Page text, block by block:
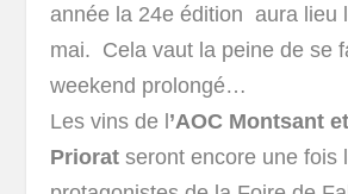
année la 24e édition aura lieu
mai. Cela vaut la peine de se
weekend prolongé…
Les vins de l’AOC Montsant
Priorat seront encore une fois